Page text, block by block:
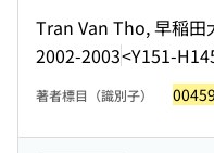
Tran Van Tho, 早稲田
2002-2003<Y151-
著者標目（識別子）